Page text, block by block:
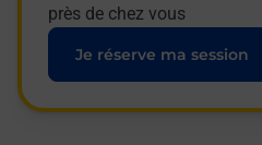
près de chez vous
Je réserve ma session